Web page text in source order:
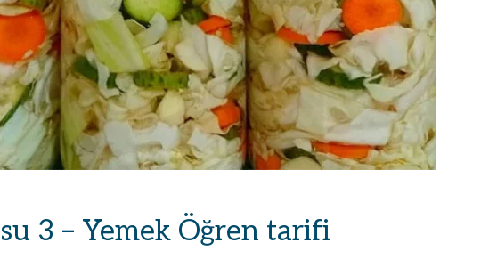
3 – Yemek Öğren tarifi